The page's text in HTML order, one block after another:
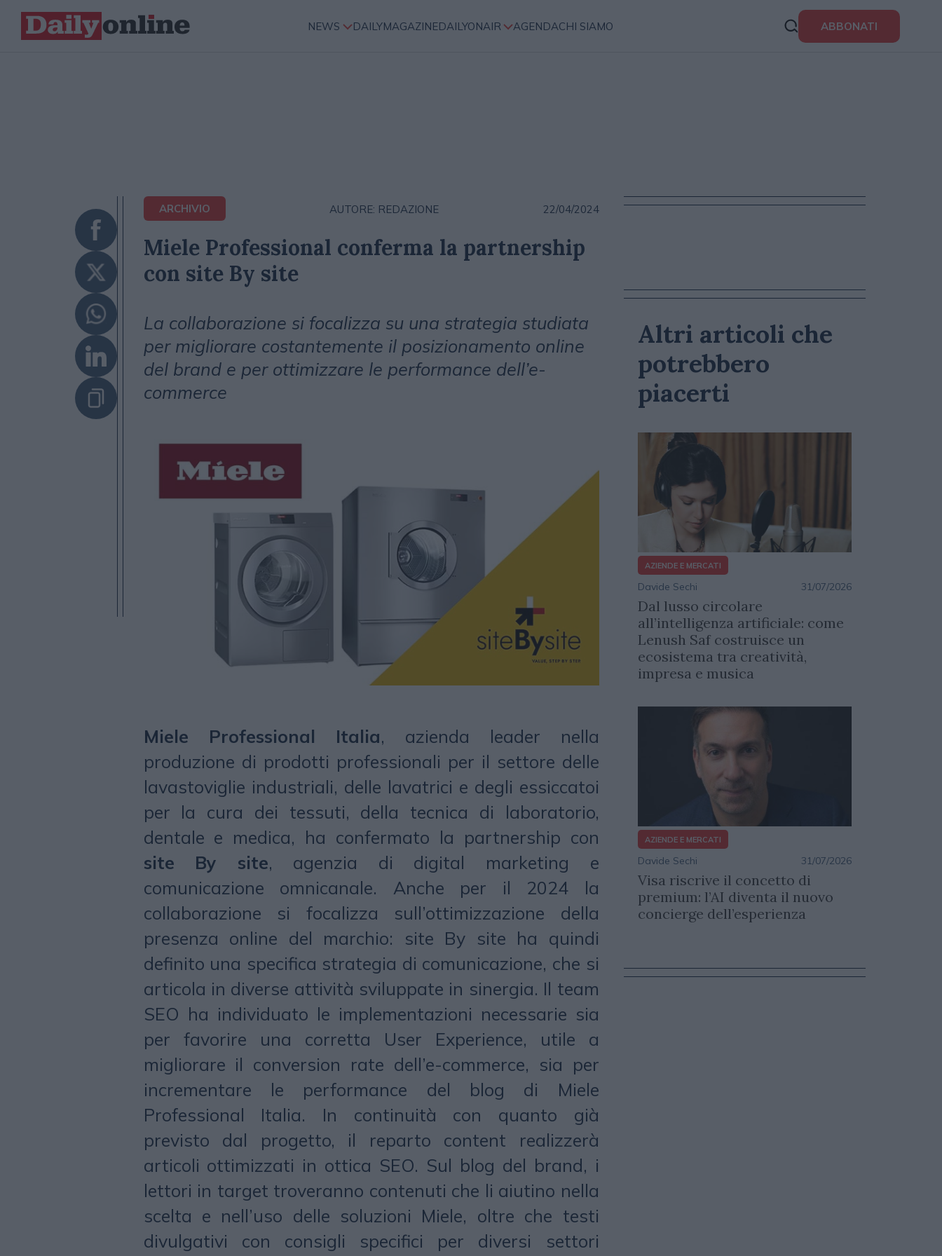
NEWS DAILYMAGAZINEDAILYONAIR AGENDACHI SIAMO ABBONATI
ARCHIVIO AUTORE: REDAZIONE 22/04/2024
Miele Professional conferma la partnership
con site By site
La collaborazione si focalizza su una strategia studiata
per migliorare costantemente il posizionamento online
del brand e per ottimizzare le performance dell’e-
commerce
Miele Professional Italia, azienda leader nella
produzione di prodotti professionali per il settore delle
lavastoviglie industriali, delle lavatrici e degli essiccatoi
per la cura dei tessuti, della tecnica di laboratorio,
dentale e medica, ha confermato la partnership con
site By site, agenzia di digital marketing e
comunicazione omnicanale. Anche per il 2024 la
collaborazione si focalizza sull’ottimizzazione della
presenza online del marchio: site By site ha quindi
definito una specifica strategia di comunicazione, che si
articola in diverse attività sviluppate in sinergia. Il team
SEO ha individuato le implementazioni necessarie sia
per favorire una corretta User Experience, utile a
migliorare il conversion rate dell’e-commerce, sia per
incrementare le performance del blog di Miele
Professional Italia. In continuità con quanto già
previsto dal progetto, il reparto content realizzerà
articoli ottimizzati in ottica SEO. Sul blog del brand, i
lettori in target troveranno contenuti che li aiutino nella
scelta e nell’uso delle soluzioni Miele, oltre che testi
divulgativi con consigli specifici per diversi settori
Altri articoli che
potrebbero
piacerti
AZIENDE E MERCATI
Davide Sechi 31/07/2026
Dal lusso circolare
all’intelligenza artificiale: come
Lenush Saf costruisce un
ecosistema tra creatività,
impresa e musica
AZIENDE E MERCATI
Davide Sechi 31/07/2026
Visa riscrive il concetto di
premium: l’AI diventa il nuovo
concierge dell’esperienza